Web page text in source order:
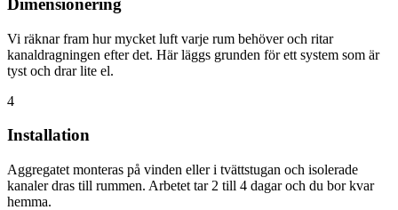
Dimensionering
Vi räknar fram hur mycket luft varje rum behöver och ritar
kanaldragningen efter det. Här läggs grunden för ett system som är
tyst och drar lite el.
4
Installation
Aggregatet monteras på vinden eller i tvättstugan och isolerade
kanaler dras till rummen. Arbetet tar 2 till 4 dagar och du bor kvar
hemma.